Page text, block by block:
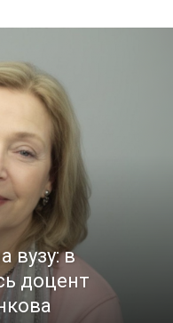
вузу: в
доцент